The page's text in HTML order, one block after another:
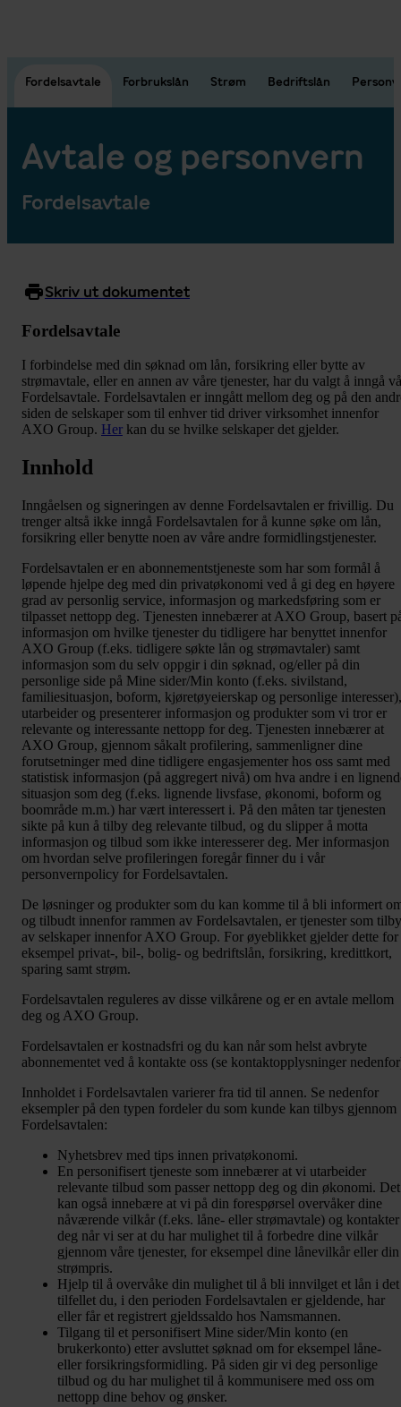
Fordelsavtale Forbrukslån Strøm Bedriftslån
Avtale og personvern
Fordelsavtale
Skriv ut dokumentet
Fordelsavtale
I forbindelse med din søknad om lån, forsikring eller bytte av
strømavtale, eller en annen av våre tjenester, har du valgt å inngå
Fordelsavtale. Fordelsavtalen er inngått mellom deg og på den
siden de selskaper som til enhver tid driver virksomhet innenfor
AXO Group. Her kan du se hvilke selskaper det gjelder.
Innhold
Inngåelsen og signeringen av denne Fordelsavtalen er frivillig. Du
trenger altså ikke inngå Fordelsavtalen for å kunne søke om lån,
forsikring eller benytte noen av våre andre formidlingstjenester.
Fordelsavtalen er en abonnementstjeneste som har som formål å
løpende hjelpe deg med din privatøkonomi ved å gi deg en høyere
grad av personlig service, informasjon og markedsføring som er
tilpasset nettopp deg. Tjenesten innebærer at AXO Group, basert
informasjon om hvilke tjenester du tidligere har benyttet innenfor
AXO Group (f.eks. tidligere søkte lån og strømavtaler) samt
informasjon som du selv oppgir i din søknad, og/eller på din
personlige side på Mine sider/Min konto (f.eks. sivilstand,
familiesituasjon, boform, kjøretøyeierskap og personlige interesser),
utarbeider og presenterer informasjon og produkter som vi tror er
relevante og interessante nettopp for deg. Tjenesten innebærer at
AXO Group, gjennom såkalt profilering, sammenligner dine
forutsetninger med dine tidligere engasjementer hos oss samt med
statistisk informasjon (på aggregert nivå) om hva andre i en
situasjon som deg (f.eks. lignende livsfase, økonomi, boform og
boområde m.m.) har vært interessert i. På den måten tar tjenesten
sikte på kun å tilby deg relevante tilbud, og du slipper å motta
informasjon og tilbud som ikke interesserer deg. Mer informasjon
om hvordan selve profileringen foregår finner du i vår
personvernpolicy for Fordelsavtalen.
De løsninger og produkter som du kan komme til å bli informert
og tilbudt innenfor rammen av Fordelsavtalen, er tjenester som
av selskaper innenfor AXO Group. For øyeblikket gjelder dette for
eksempel privat-, bil-, bolig- og bedriftslån, forsikring, kredittkort,
sparing samt strøm.
Fordelsavtalen reguleres av disse vilkårene og er en avtale mellom
deg og AXO Group.
Fordelsavtalen er kostnadsfri og du kan når som helst avbryte
abonnementet ved å kontakte oss (se kontaktopplysninger
Innholdet i Fordelsavtalen varierer fra tid til annen. Se nedenfor
eksempler på den typen fordeler du som kunde kan tilbys gjennom
Fordelsavtalen:
Nyhetsbrev med tips innen privatøkonomi.
En personifisert tjeneste som innebærer at vi utarbeider
relevante tilbud som passer nettopp deg og din økonomi. Det
kan også innebære at vi på din forespørsel overvåker dine
nåværende vilkår (f.eks. låne- eller strømavtale) og kontakter
deg når vi ser at du har mulighet til å forbedre dine vilkår
gjennom våre tjenester, for eksempel dine lånevilkår eller din
strømpris.
Hjelp til å overvåke din mulighet til å bli innvilget et lån i det
tilfellet du, i den perioden Fordelsavtalen er gjeldende, har
eller får et registrert gjeldssaldo hos Namsmannen.
Tilgang til et personifisert Mine sider/Min konto (en
brukerkonto) etter avsluttet søknad om for eksempel låne-
eller forsikringsformidling. På siden gir vi deg personlige
tilbud og du har mulighet til å kommunisere med oss om
nettopp dine behov og ønsker.